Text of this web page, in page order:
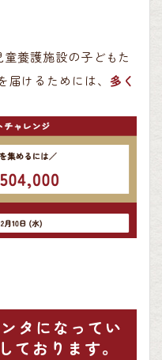
童養護施設の子どもた
けるためには、 多く
タになってい
ております。